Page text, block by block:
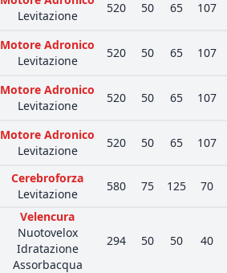
Levitazione
520 50 65 107
Motore Adronico
Levitazione
520 50 65 107
Motore Adronico
Levitazione
520 50 65 107
Motore Adronico
Levitazione
520 50 65 107
Cerebroforza
Levitazione
580 75 125 70
Velencura
Nuotovelox
Idratazione
Assorbacqua
294 50 50 40